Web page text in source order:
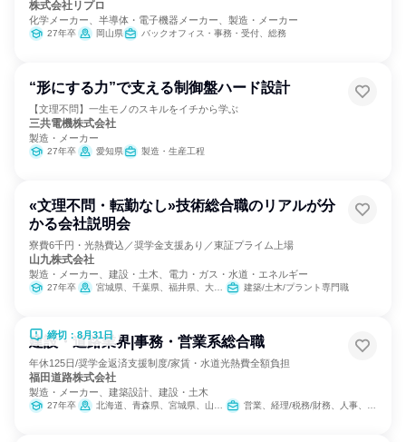
株式会社リプロ
化学メーカー、半導体・電子機器メーカー、製造・メーカー
27年卒 岡山県 バックオフィス・事務・受付、総務
“形にする力”で支える制御盤ハード設計
【文理不問】一生モノのスキルをイチから学ぶ
三共電機株式会社
製造・メーカー
27年卒 愛知県 製造・生産工程
«文理不問・転勤なし»技術総合職のリアルが分
かる会社説明会
寮費6千円・光熱費込／奨学金支援あり／東証プライム上場
山九株式会社
製造・メーカー、建設・土木、電力・ガス・水道・エネルギー
27年卒 宮城県、千葉県、福井県、大阪府、福岡県、佐賀県 建築/土木/プラント専門職
締切：8月31日
建設・道路業界|事務・営業系総合職
年休125日/奨学金返済支援制度/家賃・水道光熱費全額負担
福田道路株式会社
製造・メーカー、建築設計、建設・土木
27年卒 北海道、青森県、宮城県、山形県、福島県、埼玉県、千葉県、東京都、神奈川県、新潟県、岐阜県、静岡県、愛知県、京都府、大阪府、兵庫県、広島県、福岡県 営業、経理/税務/財務、人事、総務、IT